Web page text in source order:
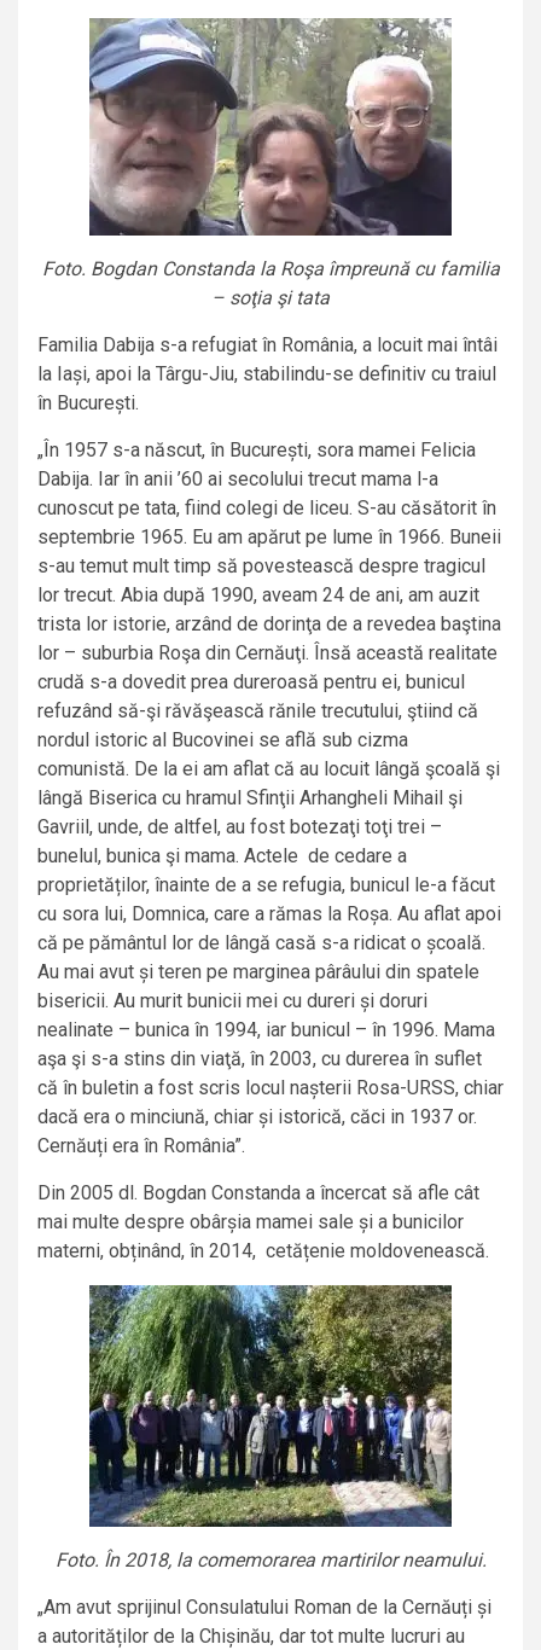
Foto. Bogdan Constanda la Roşa împreună cu familia
– soţia şi tata
Familia Dabija s-a refugiat în România, a locuit mai întâi
la Iași, apoi la Târgu-Jiu, stabilindu-se definitiv cu traiul
în București.
„În 1957 s-a născut, în București, sora mamei Felicia
Dabija. Iar în anii ’60 ai secolului trecut mama l-a
cunoscut pe tata, fiind colegi de liceu. S-au căsătorit în
septembrie 1965. Eu am apărut pe lume în 1966. Buneii
s-au temut mult timp să povestească despre tragicul
lor trecut. Abia după 1990, aveam 24 de ani, am auzit
trista lor istorie, arzând de dorinţa de a revedea baştina
lor – suburbia Roşa din Cernăuţi. Însă această realitate
crudă s-a dovedit prea dureroasă pentru ei, bunicul
refuzând să-şi răvăşească rănile trecutului, ştiind că
nordul istoric al Bucovinei se află sub cizma
comunistă. De la ei am aflat că au locuit lângă şcoală şi
lângă Biserica cu hramul Sfinţii Arhangheli Mihail şi
Gavriil, unde, de altfel, au fost botezaţi toţi trei –
bunelul, bunica şi mama. Actele de cedare a
proprietăților, înainte de a se refugia, bunicul le-a făcut
cu sora lui, Domnica, care a rămas la Roșa. Au aflat apoi
că pe pământul lor de lângă casă s-a ridicat o școală.
Au mai avut și teren pe marginea pârâului din spatele
bisericii. Au murit bunicii mei cu dureri și doruri
nealinate – bunica în 1994, iar bunicul – în 1996. Mama
aşa şi s-a stins din viaţă, în 2003, cu durerea în suflet
că în buletin a fost scris locul nașterii Rosa-URSS, chiar
dacă era o minciună, chiar și istorică, căci in 1937 or.
Cernăuți era în România”.
Din 2005 dl. Bogdan Constanda a încercat să afle cât
mai multe despre obârșia mamei sale și a bunicilor
materni, obținând, în 2014, cetățenie moldovenească.
Foto. În 2018, la comemorarea martirilor neamului.
„Am avut sprijinul Consulatului Roman de la Cernăuți și
a autorităților de la Chișinău, dar tot multe lucruri au